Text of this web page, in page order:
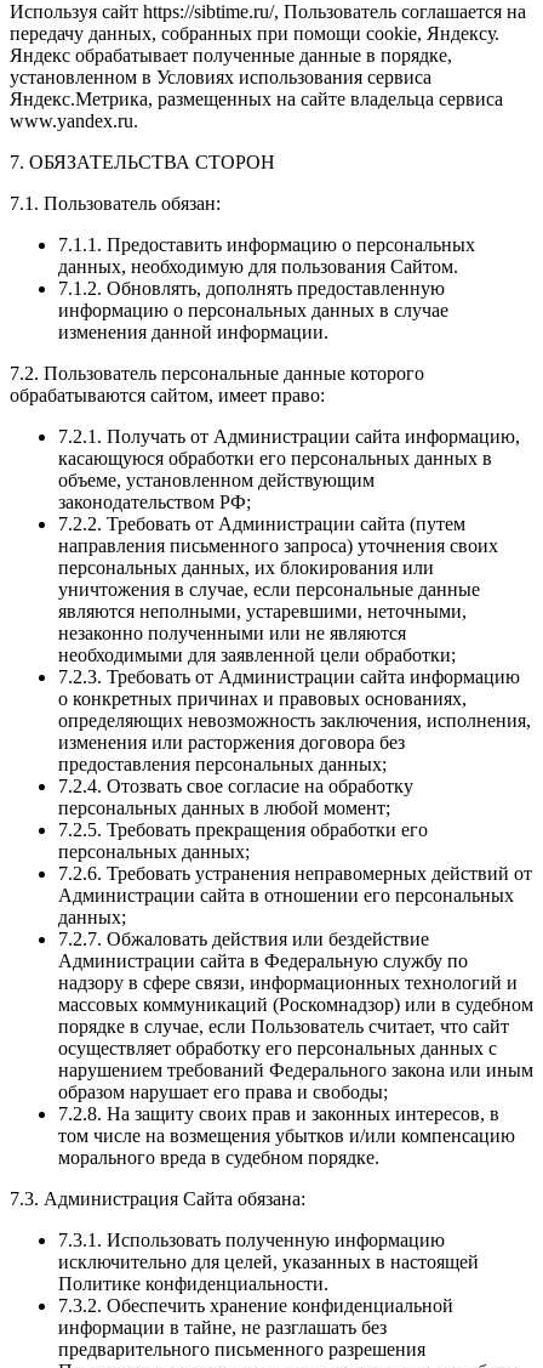
Используя сайт https://sibtime.ru/, Пользователь соглашается на
передачу данных, собранных при помощи cookie, Яндексу.
Яндекс обрабатывает полученные данные в порядке,
установленном в Условиях использования сервиса
Яндекс.Метрика, размещенных на сайте владельца сервиса
www.yandex.ru.
7. ОБЯЗАТЕЛЬСТВА СТОРОН
7.1. Пользователь обязан:
7.1.1. Предоставить информацию о персональных
данных, необходимую для пользования Сайтом.
7.1.2. Обновлять, дополнять предоставленную
информацию о персональных данных в случае
изменения данной информации.
7.2. Пользователь персональные данные которого
обрабатываются сайтом, имеет право:
7.2.1. Получать от Администрации сайта информацию,
касающуюся обработки его персональных данных в
объеме, установленном действующим
законодательством РФ;
7.2.2. Требовать от Администрации сайта (путем
направления письменного запроса) уточнения своих
персональных данных, их блокирования или
уничтожения в случае, если персональные данные
являются неполными, устаревшими, неточными,
незаконно полученными или не являются
необходимыми для заявленной цели обработки;
7.2.3. Требовать от Администрации сайта информацию
о конкретных причинах и правовых основаниях,
определяющих невозможность заключения, исполнения,
изменения или расторжения договора без
предоставления персональных данных;
7.2.4. Отозвать свое согласие на обработку
персональных данных в любой момент;
7.2.5. Требовать прекращения обработки его
персональных данных;
7.2.6. Требовать устранения неправомерных действий от
Администрации сайта в отношении его персональных
данных;
7.2.7. Обжаловать действия или бездействие
Администрации сайта в Федеральную службу по
надзору в сфере связи, информационных технологий и
массовых коммуникаций (Роскомнадзор) или в судебном
порядке в случае, если Пользователь считает, что сайт
осуществляет обработку его персональных данных с
нарушением требований Федерального закона или иным
образом нарушает его права и свободы;
7.2.8. На защиту своих прав и законных интересов, в
том числе на возмещения убытков и/или компенсацию
морального вреда в судебном порядке.
7.3. Администрация Сайта обязана:
7.3.1. Использовать полученную информацию
исключительно для целей, указанных в настоящей
Политике конфиденциальности.
7.3.2. Обеспечить хранение конфиденциальной
информации в тайне, не разглашать без
предварительного письменного разрешения